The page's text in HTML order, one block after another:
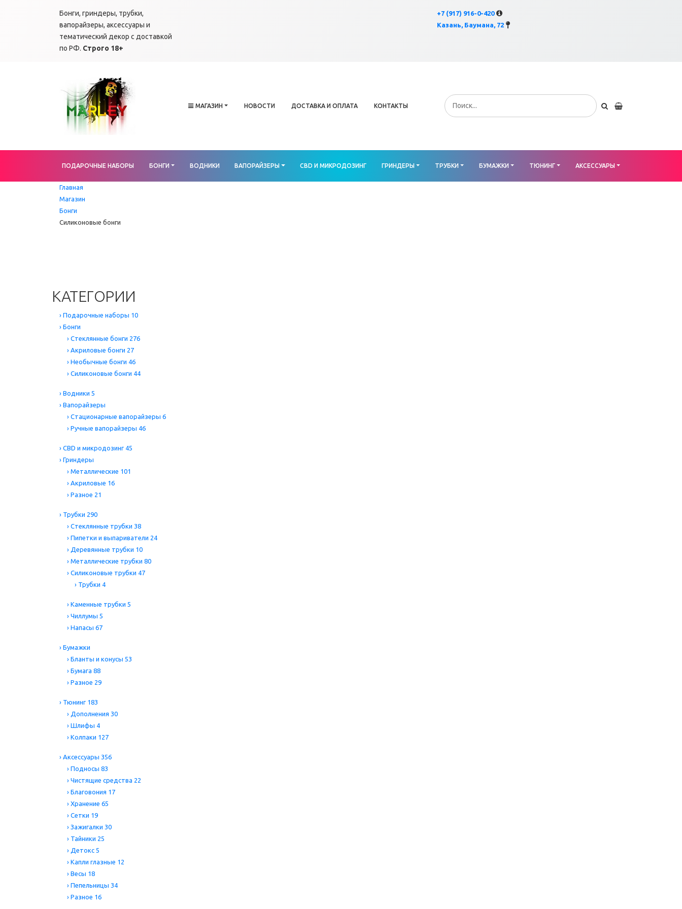
Бонги, гриндеры, трубки,
вапорайзеры, аксессуары и
тематический декор с доставкой
по РФ. Строго 18+
+7 (917) 916-0-420
Казань, Баумана, 72
МАГАЗИН НОВОСТИ ДОСТАВКА И ОПЛАТА КОНТАКТЫ
ПОДАРОЧНЫЕ НАБОРЫ БОНГИ ВОДНИКИ ВАПОРАЙЗЕРЫ CBD И МИКРОДОЗИНГ ГРИНДЕРЫ ТРУБКИ БУМАЖКИ ТЮНИНГ АКСЕССУАРЫ
Главная
Магазин
Бонги
Силиконовые бонги
КАТЕГОРИИ
› Подарочные наборы 10
› Бонги
› Стеклянные бонги 276
› Акриловые бонги 27
› Необычные бонги 46
› Силиконовые бонги 44
› Водники 5
› Вапорайзеры
› Стационарные вапорайзеры 6
› Ручные вапорайзеры 46
› CBD и микродозинг 45
› Гриндеры
› Металлические 101
› Акриловые 16
› Разное 21
› Трубки 290
› Стеклянные трубки 38
› Пипетки и выпариватели 24
› Деревянные трубки 10
› Металлические трубки 80
› Силиконовые трубки 47
› Трубки 4
› Каменные трубки 5
› Чиллумы 5
› Напасы 67
› Бумажки
› Бланты и конусы 53
› Бумага 88
› Разное 29
› Тюнинг 183
› Дополнения 30
› Шлифы 4
› Колпаки 127
› Аксессуары 356
› Подносы 83
› Чистящие средства 22
› Благовония 17
› Хранение 65
› Сетки 19
› Зажигалки 30
› Тайники 25
› Детокс 5
› Капли глазные 12
› Весы 18
› Пепельницы 34
› Разное 16